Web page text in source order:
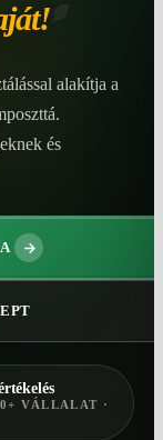
alakítja a
és
VÁLLALAT ·